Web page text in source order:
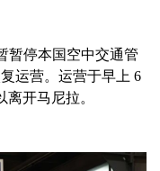
暂停本国空中交通管
运营。运营于早上 6
开马尼拉。